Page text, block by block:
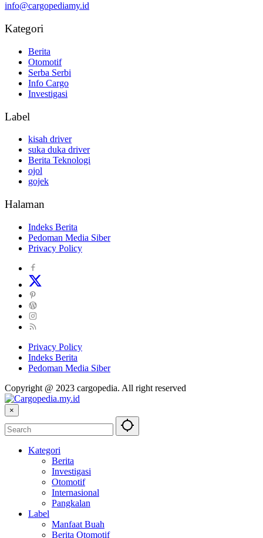
info@cargopediamy.id
Kategori
Berita
Otomotif
Serba Serbi
Info Cargo
Investigasi
Label
kisah driver
suka duka driver
Berita Teknologi
ojol
gojek
Halaman
Indeks Berita
Pedoman Media Siber
Privacy Policy
Privacy Policy
Indeks Berita
Pedoman Media Siber
Copyright @ 2023 cargopedia. All right reserved
×
Kategori
Berita
Investigasi
Otomotif
Internasional
Pangkalan
Label
Manfaat Buah
Berita Otomotif